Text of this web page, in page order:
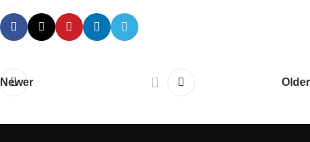
Newer Older